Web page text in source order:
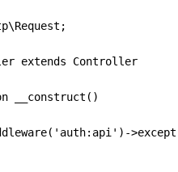
extends Controller
__construct()